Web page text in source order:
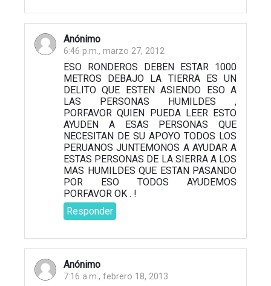
Anónimo
6:46 p.m., marzo 27, 2012
ESO RONDEROS DEBEN ESTAR 1000
METROS DEBAJO LA TIERRA ES UN
DELITO QUE ESTEN ASIENDO ESO A
LAS PERSONAS HUMILDES ,
PORFAVOR QUIEN PUEDA LEER ESTO
AYUDEN A ESAS PERSONAS QUE
NECESITAN DE SU APOYO TODOS LOS
PERUANOS JUNTEMONOS A AYUDAR A
ESTAS PERSONAS DE LA SIERRA A LOS
MAS HUMILDES QUE ESTAN PASANDO
POR ESO TODOS AYUDEMOS
PORFAVOR OK . !
Responder
Anónimo
7:16 a.m., febrero 18, 2013